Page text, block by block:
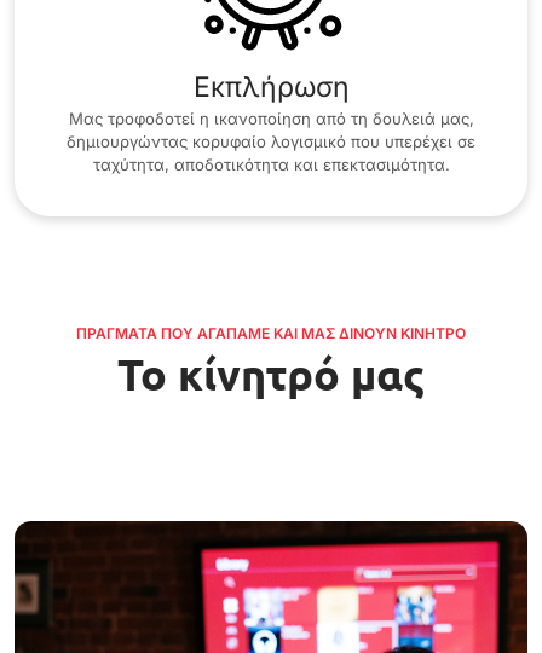
Εκπλήρωση
Μας τροφοδοτεί η ικανοποίηση από τη δουλειά μας,
δημιουργώντας κορυφαίο λογισμικό που υπερέχει σε
ταχύτητα, αποδοτικότητα και επεκτασιμότητα.
ΠΡΆΓΜΑΤΑ ΠΟΥ ΑΓΑΠΆΜΕ ΚΑΙ ΜΑΣ ΔΊΝΟΥΝ ΚΊΝΗΤΡΟ
Το κίνητρό μας